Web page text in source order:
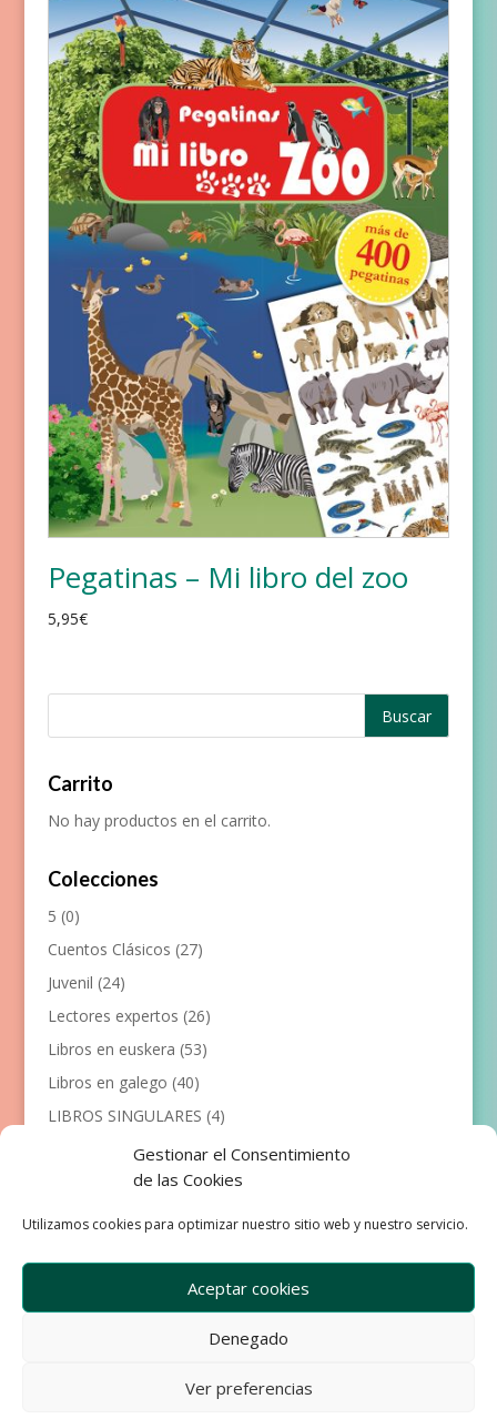
Gestionar el Consentimiento
de las Cookies
Utilizamos cookies para optimizar nuestro sitio web y nuestro servicio.
Aceptar cookies
Denegado
Ver preferencias
Pegatinas – Mi libro del zoo
5,95€
Carrito
No hay productos en el carrito.
Colecciones
5 (0)
Cuentos Clásicos (27)
Juvenil (24)
Lectores expertos (26)
Libros en euskera (53)
Libros en galego (40)
LIBROS SINGULARES (4)
Llibres en català (117)
Manualidades (53)
Primeros lectores
(101)
Aviso Legal
Condiciones de Venta
Política de privacidad